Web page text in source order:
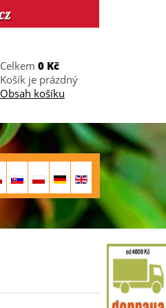
Celkem 0 Kč
Košík je prázdný
Obsah košíku